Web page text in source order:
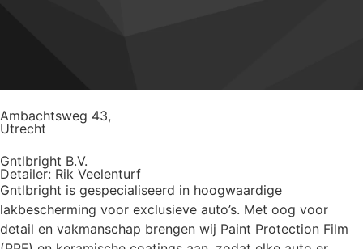
Ambachtsweg 43,
Utrecht
Gntlbright B.V.
Detailer: Rik Veelenturf
Gntlbright is gespecialiseerd in hoogwaardige
lakbescherming voor exclusieve auto’s. Met oog voor
detail en vakmanschap brengen wij Paint Protection Film